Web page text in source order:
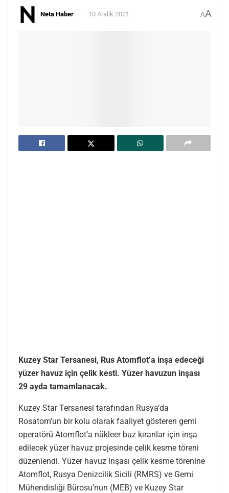
Neta Haber 10 Aralık 2021 AA
Kuzey Star Tersanesi, Rus Atomflot’a inşa edeceği
yüzer havuz için çelik kesti. Yüzer havuzun inşası
29 ayda tamamlanacak.
Kuzey Star Tersanesi tarafından Rusya’da
Rosatom’un bir kolu olarak faaliyet gösteren gemi
operatörü Atomflot’a nükleer buz kıranlar için inşa
edilecek yüzer havuz projesinde çelik kesme töreni
düzenlendi. Yüzer havuz inşası çelik kesme törenine
Atomflot, Rusya Denizcilik Sicili (RMRS) ve Gemi
Mühendisliği Bürosu’nun (MEB) ve Kuzey Star